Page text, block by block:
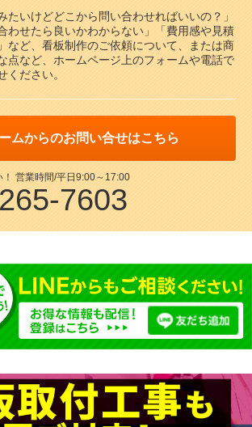
たいけどどこから問い合わせればいいの？」
わせたら良いかわからない」「費用感や見積
など、看板制作のご依頼について、または商
点など、ホームページ上のフォームや電話で
ください。
ムからのお問い合せはこちら
営業時間/平日9:00～17:00
7603